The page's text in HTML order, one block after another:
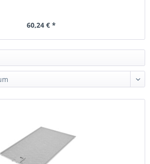
60,24 € *